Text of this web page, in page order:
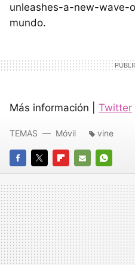
unleashes-a-new-wave-
mundo.
Más información | Twitter
FACEBOOK
TWITTERFLIPBOARD
E-
MAIL
TEMAS Móvil vine